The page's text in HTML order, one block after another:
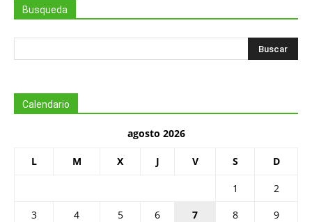
Busqueda
Calendario
agosto 2026
L M X J V S D
1
2
3
4 5 6 7 8
9